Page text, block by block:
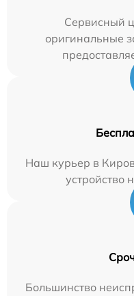
Сервисный
оригинальные
Наш курьер в
устройство
Большинство